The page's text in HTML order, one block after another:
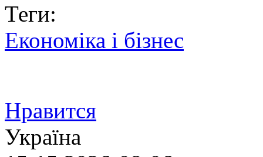
Теги:
Економіка і бізнес
Нравится
Україна